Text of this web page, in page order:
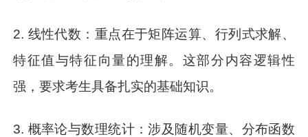
2. 线性代数：重点在于矩阵运算、行列式求解、
特征值与特征向量的理解。这部分内容逻辑性
强，要求考生具备扎实的基础知识。
3. 概率论与数理统计：涉及随机变量、分布函数